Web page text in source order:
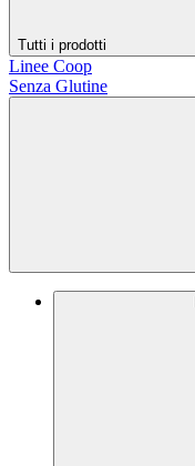
Tutti i prodotti
Linee Coop
Senza Glutine